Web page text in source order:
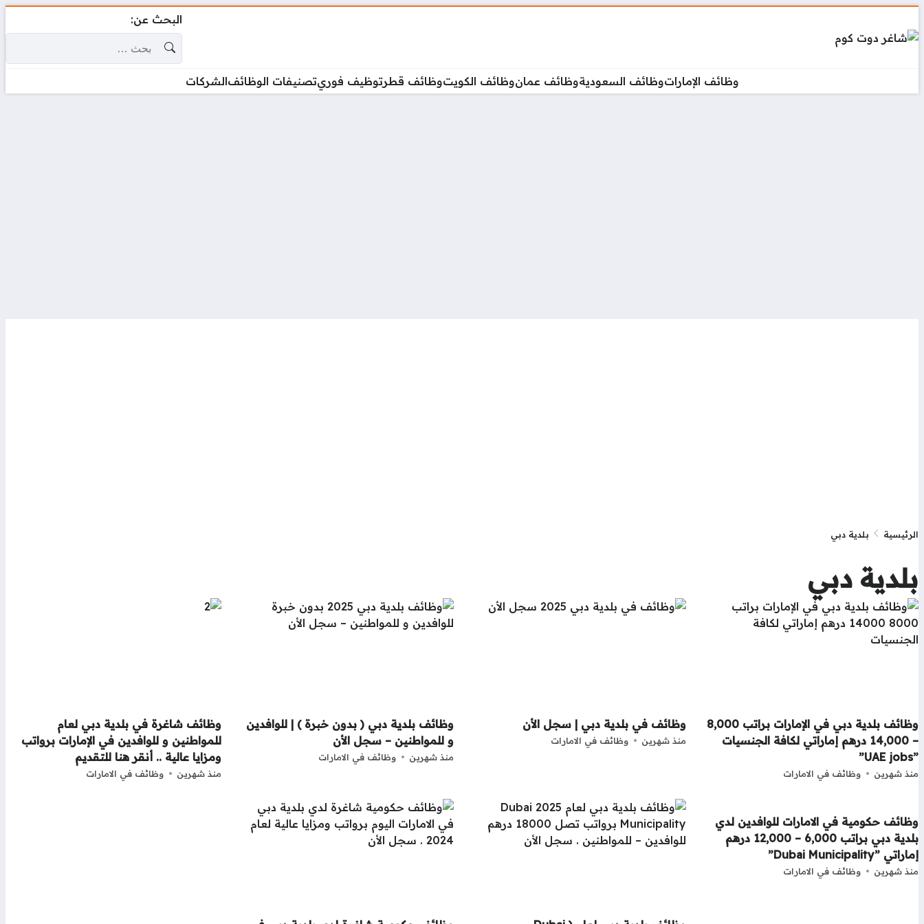
البحث عن:
وظائف الإماراتوظائف السعوديةوظائف عمانوظائف الكويتوظائف قطرتوظيف فوريتصنيفات الوظائفالشركات
الرئيسية بلدية دبي
بلدية دبي
وظائف بلدية دبي في الإمارات براتب 8,000
– 14,000 درهم إماراتي لكافة الجنسيات
”UAE jobs”
منذ شهرين وظائف في الامارات
وظائف في بلدية دبي | سجل الأن
منذ شهرين وظائف في الامارات
وظائف بلدية دبي ( بدون خبرة ) | للوافدين
و للمواطنين – سجل الأن
منذ شهرين وظائف في الامارات
وظائف شاغرة في بلدية دبي لعام
للمواطنين و للوافدين في الإمارات برواتب
ومزايا عالية .. أنقر هنا للتقديم
منذ شهرين وظائف في الامارات
وظائف حكومية في الامارات للوافدين لدي
بلدية دبي براتب 6,000 – 12,000 درهم
إماراتي ”Dubai Municipality”
منذ شهرين وظائف في الامارات